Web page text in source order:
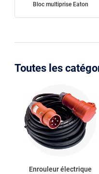
Bloc multiprise Eaton
Toutes les
Enrouleur électrique